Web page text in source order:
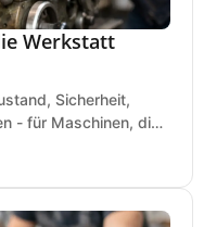
Werkstatt
Sicherheit,
- für Maschinen, die